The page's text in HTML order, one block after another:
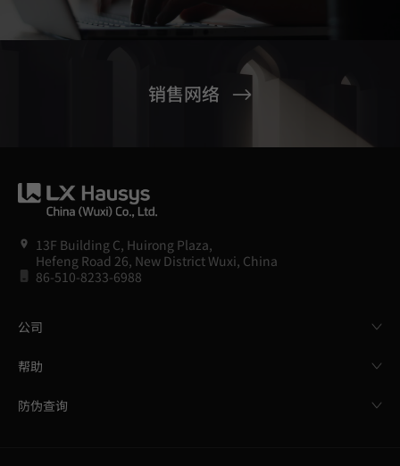
销售网络
13F Building C, Huirong Plaza,
Hefeng Road 26, New District Wuxi, China
86-510-8233-6988
公司
帮助
防伪查询